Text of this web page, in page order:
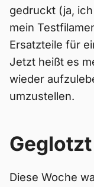
gedruckt (ja,
mein
Ersatzteile für
Jetzt heißt es
wieder
umzustellen.
Geglotzt
Diese Woche